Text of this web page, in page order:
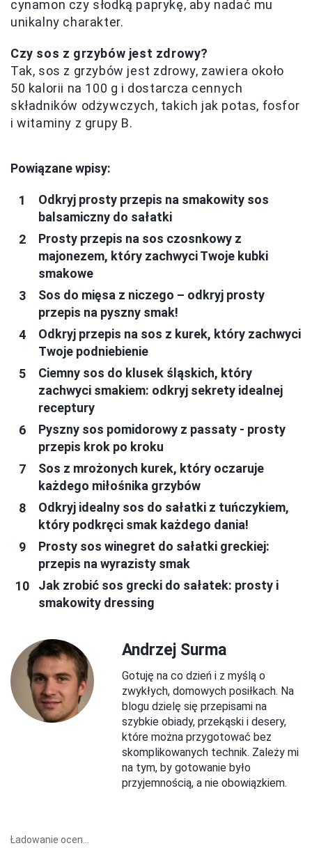
cynamon czy słodką paprykę, aby nadać mu
unikalny charakter.
Czy sos z grzybów jest zdrowy?
Tak, sos z grzybów jest zdrowy, zawiera około
50 kalorii na 100 g i dostarcza cennych
składników odżywczych, takich jak potas, fosfor
i witaminy z grupy B.
Powiązane wpisy:
Odkryj prosty przepis na smakowity sos
balsamiczny do sałatki
Prosty przepis na sos czosnkowy z
majonezem, który zachwyci Twoje kubki
smakowe
Sos do mięsa z niczego – odkryj prosty
przepis na pyszny smak!
Odkryj przepis na sos z kurek, który zachwyci
Twoje podniebienie
Ciemny sos do klusek śląskich, który
zachwyci smakiem: odkryj sekrety idealnej
receptury
Pyszny sos pomidorowy z passaty - prosty
przepis krok po kroku
Sos z mrożonych kurek, który oczaruje
każdego miłośnika grzybów
Odkryj idealny sos do sałatki z tuńczykiem,
który podkręci smak każdego dania!
Prosty sos winegret do sałatki greckiej:
przepis na wyrazisty smak
Jak zrobić sos grecki do sałatek: prosty i
smakowity dressing
Andrzej Surma
Gotuję na co dzień i z myślą o
zwykłych, domowych posiłkach. Na
blogu dzielę się przepisami na
szybkie obiady, przekąski i desery,
które można przygotować bez
skomplikowanych technik. Zależy mi
na tym, by gotowanie było
przyjemnością, a nie obowiązkiem.
Ładowanie ocen...